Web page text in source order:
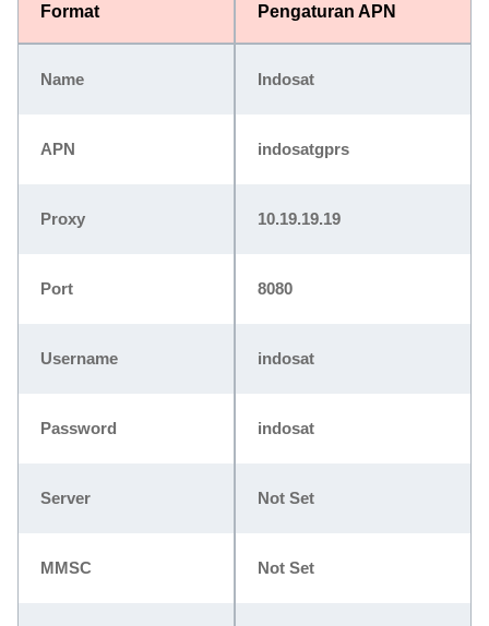
Format Pengaturan APN
Name Indosat
APN indosatgprs
Proxy 10.19.19.19
Port 8080
Username indosat
Password indosat
Server Not Set
MMSC Not Set